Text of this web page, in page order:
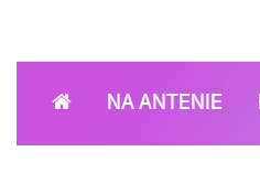
NA ANTENIE